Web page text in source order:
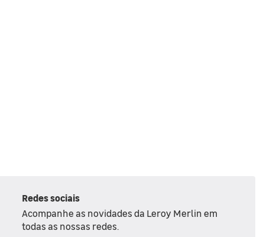
Redes sociais
Acompanhe as novidades da Leroy Merlin em
todas as nossas redes.